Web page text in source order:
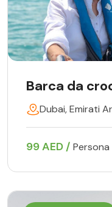
Barca da
Dubai, Emirati
99 AED / Persona